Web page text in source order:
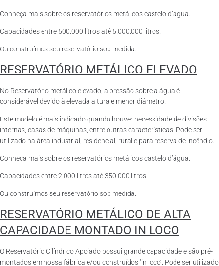
Conheça mais sobre os reservatórios metálicos castelo d’água.
Capacidades entre 500.000 litros até 5.000.000 litros.
Ou construímos seu reservatório sob medida.
RESERVATÓRIO METÁLICO ELEVADO
No Reservatório metálico elevado, a pressão sobre a água é
considerável devido à elevada altura e menor diâmetro.
Este modelo é mais indicado quando houver necessidade de divisões
internas, casas de máquinas, entre outras características. Pode ser
utilizado na área industrial, residencial, rural e para reserva de incêndio.
Conheça mais sobre os reservatórios metálicos castelo d’água.
Capacidades entre 2.000 litros até 350.000 litros.
Ou construímos seu reservatório sob medida.
RESERVATÓRIO METÁLICO DE ALTA
CAPACIDADE MONTADO IN LOCO
O Reservatório Cilíndrico Apoiado possui grande capacidade e são pré-
montados em nossa fábrica e/ou construídos ‘in loco’. Pode ser utilizado